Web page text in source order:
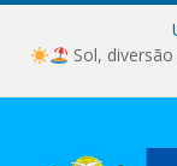
Sol, diversão